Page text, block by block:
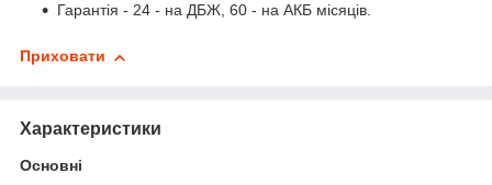
Гарантія - 24 - на ДБЖ, 60 - на АКБ місяців.
Приховати
Характеристики
Основні